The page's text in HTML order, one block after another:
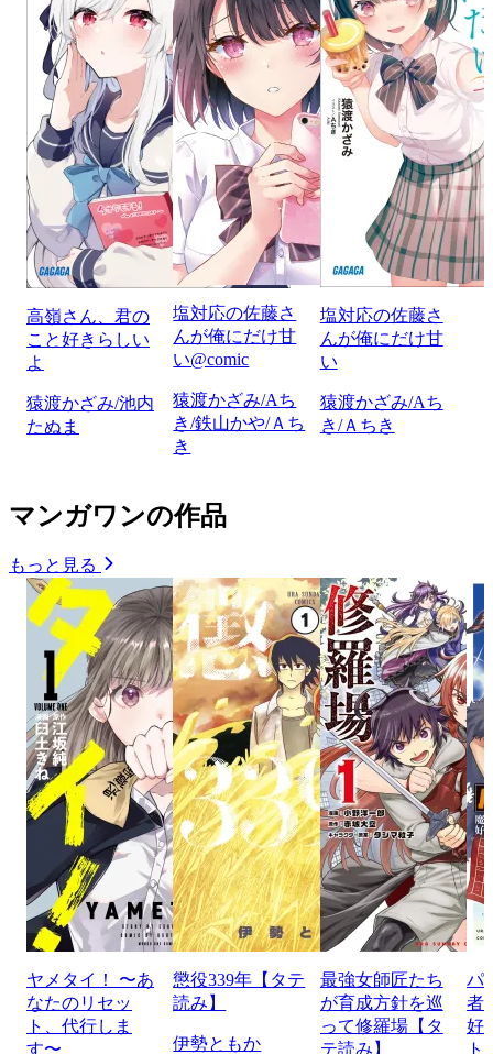
高嶺さん、君の
こと好きらしい
よ
猿渡かざみ/池内
たぬま
塩対応の佐藤さ
んが俺にだけ甘
い@comic
猿渡かざみ/Aち
き/鉄山かや/Ａち
き
塩対応の佐藤さ
んが俺にだけ甘
い
猿渡かざみ/Aち
き/Ａちき
マンガワンの作品
もっと見る
ヤメタイ！ 〜あ
なたのリセッ
ト、代行しま
す〜
懲役339年【タテ
読み】
伊勢ともか
最強女師匠たち
が育成方針を巡
って修羅場【タ
テ読み】
パ
者
好
ト